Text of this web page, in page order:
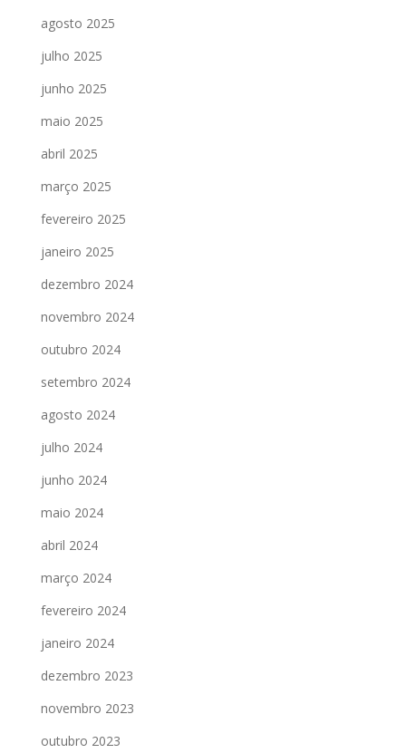
agosto 2025
julho 2025
junho 2025
maio 2025
abril 2025
março 2025
fevereiro 2025
janeiro 2025
dezembro 2024
novembro 2024
outubro 2024
setembro 2024
agosto 2024
julho 2024
junho 2024
maio 2024
abril 2024
março 2024
fevereiro 2024
janeiro 2024
dezembro 2023
novembro 2023
outubro 2023